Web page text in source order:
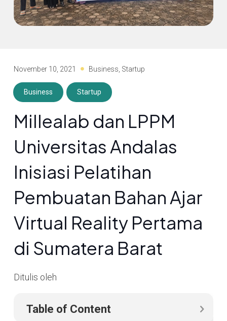
November 10, 2021 Business, Startup
Business Startup
Millealab dan LPPM
Universitas Andalas
Inisiasi Pelatihan
Pembuatan Bahan Ajar
Virtual Reality Pertama
di Sumatera Barat
Ditulis oleh
Table of Content